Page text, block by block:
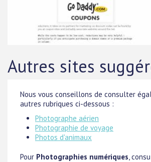
Autres sites
Nous vous conseillons de consulter
autres rubriques ci-dessous :
Photographe aérien
Photographie de voyage
Photos d'animaux
Pour Photographies numériques,